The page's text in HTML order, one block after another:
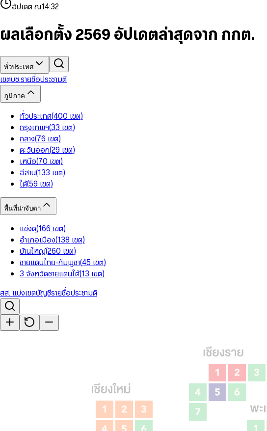
9 9
5
7
8
993
5
6
8
9
84
6
7
9
3
5
6
8
9
7
9
อัปเดต ณ14:32
ผลเลือกตั้ง 2569 อัปเดตล่าสุดจาก กกต.
ทั่วประเทศ
เขตบช.รายชื่อประชามติ
ภูมิภาค
ทั่วประเทศ(400 เขต)
กรุงเทพฯ(33 เขต)
กลาง(76 เขต)
ตะวันออก(29 เขต)
เหนือ(70 เขต)
อีสาน(133 เขต)
ใต้(59 เขต)
พื้นที่น่าจับตา
แข่งดุ(166 เขต)
อำเภอเมือง(138 เขต)
บ้านใหญ่(260 เขต)
ชายแดนไทย-กัมพูชา(45 เขต)
3 จังหวัดชายแดนใต้(13 เขต)
สส. แบ่งเขตบัญชีรายชื่อประชามติ